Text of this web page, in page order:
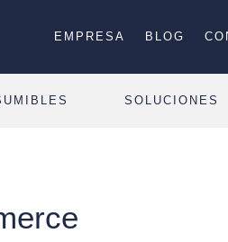
EMPRESA BLOG
SOLUCIONES